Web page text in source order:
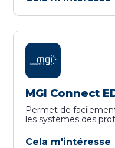
MGI Connect
Permet de
les systèmes des
Cela m'intéresse